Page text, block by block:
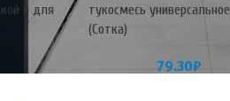
и для
тукосмесь универсальное
(Сотка)
79.30₽